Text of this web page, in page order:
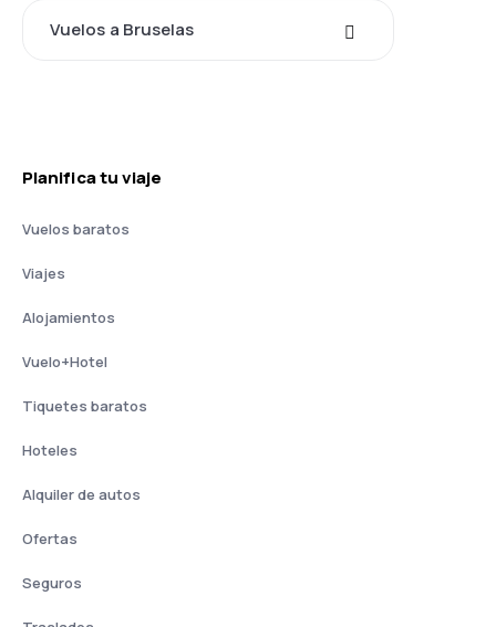
Vuelos a Bruselas
Planifica tu viaje
Vuelos baratos
Viajes
Alojamientos
Vuelo+Hotel
Tiquetes baratos
Hoteles
Alquiler de autos
Ofertas
Seguros